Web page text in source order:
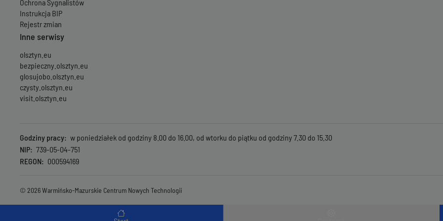
Ochrona Sygnalistów
Instrukcja BIP
Rejestr zmian
Inne serwisy
olsztyn.eu
bezpieczny.olsztyn.eu
glosujobo.olsztyn.eu
czysty.olsztyn.eu
visit.olsztyn.eu
Godziny pracy
w poniedziałek od godziny 8.00 do 16.00, od wtorku do piątku od godziny 7.30 do 15.30
NIP
739-05-04-751
REGON
000594169
© 2026 Warmińsko-Mazurskie Centrum Nowych Technologii